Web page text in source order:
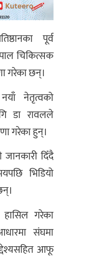
पूर्व
चिकित्सक
गरेका छन्।
नेतृत्वको
डा रावलले
गरेका हुन्।
दिँदै
भिडियो
गरेका
संघमा
आफू